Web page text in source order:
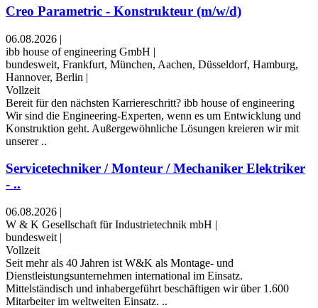
Creo Parametric - Konstrukteur (m/w/d)
06.08.2026 |
ibb house of engineering GmbH |
bundesweit, Frankfurt, München, Aachen, Düsseldorf, Hamburg,
Hannover, Berlin |
Vollzeit
Bereit für den nächsten Karriereschritt? ibb house of engineering
Wir sind die Engineering-Experten, wenn es um Entwicklung und
Konstruktion geht. Außergewöhnliche Lösungen kreieren wir mit
unserer ..
Servicetechniker / Monteur / Mechaniker Elektriker
- ..
06.08.2026 |
W & K Gesellschaft für Industrietechnik mbH |
bundesweit |
Vollzeit
Seit mehr als 40 Jahren ist W&K als Montage- und
Dienstleistungsunternehmen international im Einsatz.
Mittelständisch und inhabergeführt beschäftigen wir über 1.600
Mitarbeiter im weltweiten Einsatz. ..